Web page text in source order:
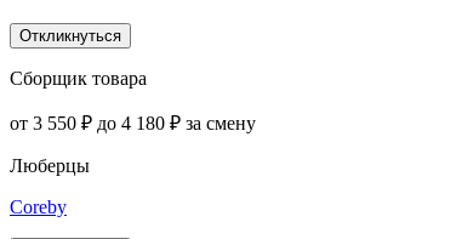
Откликнуться
Сборщик товара
от 3 550 ₽ до 4 180 ₽ за смену
Люберцы
Coreby